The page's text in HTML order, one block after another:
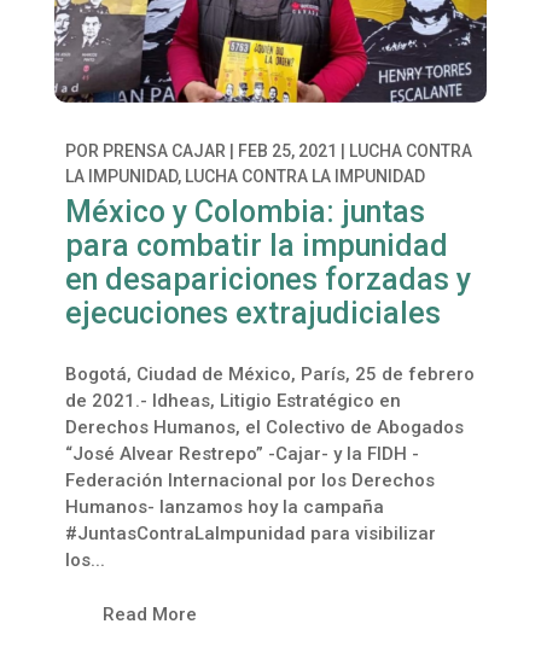
POR PRENSA CAJAR FEB 25, 2021
LUCHA CONTRA
LA IMPUNIDAD, LUCHA CONTRA LA IMPUNIDAD
México y Colombia: juntas
para combatir la impunidad
en desapariciones forzadas y
ejecuciones extrajudiciales
Bogotá, Ciudad de México, París, 25 de febrero
de 2021.- Idheas, Litigio Estratégico en
Derechos Humanos, el Colectivo de Abogados
“José Alvear Restrepo” -Cajar- y la FIDH -
Federación Internacional por los Derechos
Humanos- lanzamos hoy la campaña
#JuntasContraLaImpunidad para visibilizar
los...
Read More